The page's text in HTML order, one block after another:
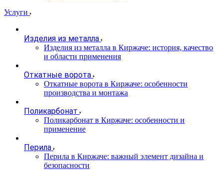
Услуги
Изделия из металла
Изделия из металла в Киржаче: история, качество
и области применения
Откатные ворота
Откатные ворота в Киржаче: особенности
производства и монтажа
Поликарбонат
Поликарбонат в Киржаче: особенности и
применение
Перила
Перила в Киржаче: важный элемент дизайна и
безопасности